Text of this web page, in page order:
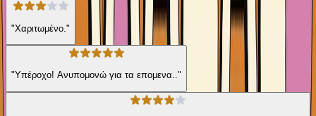
"Χαριτωμένο."
"Υπέροχο! Ανυπομονώ για τα επομενα.."